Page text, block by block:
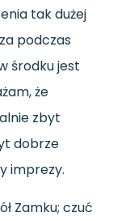
tak dużej
podczas
środku jest
że
zbyt
dobrze
imprezy.
Zamku; czuć